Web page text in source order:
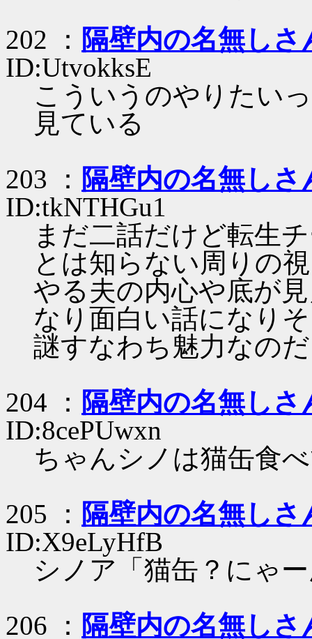
202 ： 隔壁内の名無しさ
ID:UtvokksE
こういうのやりたい
見ている
203 ： 隔壁内の名無しさ
ID:tkNTHGu1
まだ二話だけど転生
とは知らない周りの
やる夫の内心や底が
なり面白い話になり
謎すなわち魅力なのだ
204 ： 隔壁内の名無しさ
ID:8cePUwxn
ちゃんシノは猫缶食
205 ： 隔壁内の名無しさ
ID:X9eLyHfB
シノア「猫缶？にゃ
206 ： 隔壁内の名無しさ